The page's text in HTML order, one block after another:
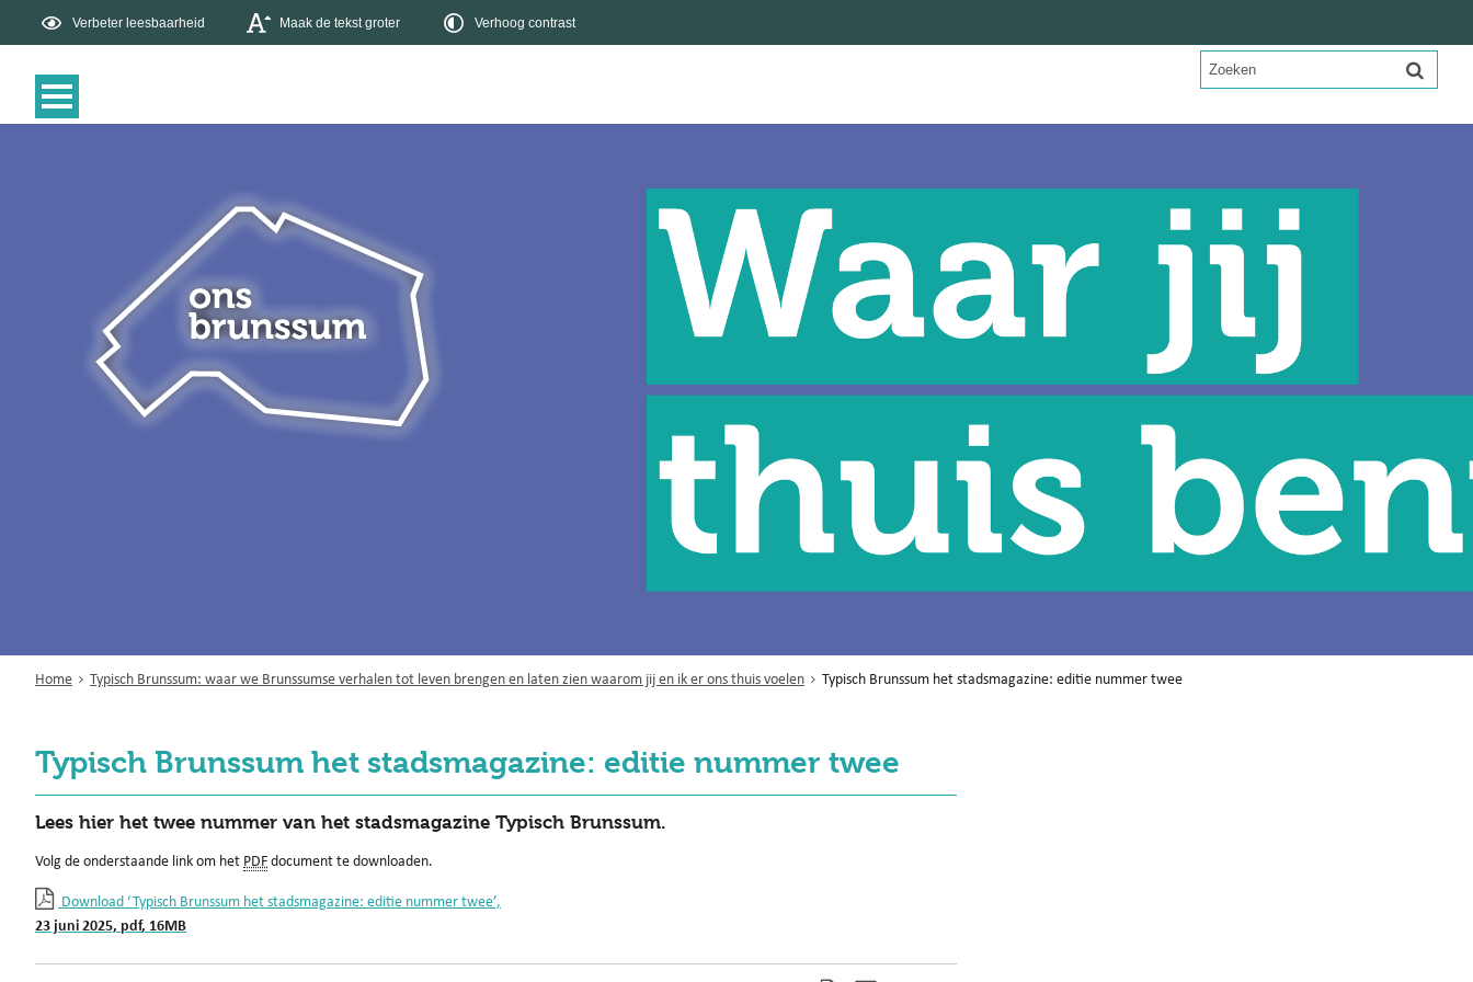
Verbeter leesbaarheid Maak de tekst groter Verhoog contrast
Home Typisch Brunssum: waar we Brunssumse verhalen tot leven brengen en laten zien waarom jij en ik er ons thuis voelen Typisch Brunssum het stadsmagazine: editie nummer twee
Typisch Brunssum het stadsmagazine: editie nummer twee
Lees hier het twee nummer van het stadsmagazine Typisch Brunssum.
Volg de onderstaande link om het PDFdocument te downloaden.
Download ‘Typisch Brunssum het stadsmagazine: editie nummer twee’,
23 juni 2025, pdf, 16MB